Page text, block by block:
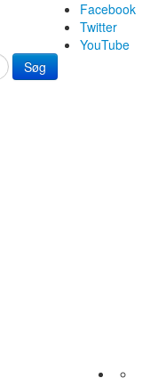
Søg
Facebook
Twitter
YouTube